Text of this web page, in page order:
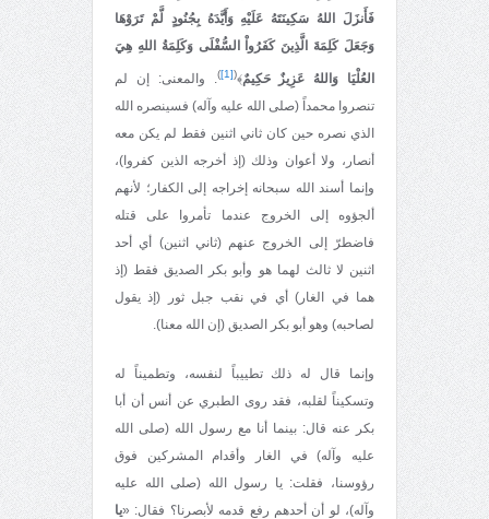
فَأَنزَلَ اللهُ سَكِينَتَهُ عَلَيْهِ وَأَيَّدَهُ بِجُنُودٍ لَّمْ تَرَوْهَا
وَجَعَلَ كَلِمَةَ الَّذِينَ كَفَرُواْ السُّفْلَى وَكَلِمَةُ اللهِ هِيَ
العُلْيَا وَاللهُ عَزِيزٌ حَكِيمٌ﴾(
[1]
). والمعنى: إن لم
تنصروا محمداً (صلى الله عليه وآله) فسينصره الله
الذي نصره حين كان ثاني اثنين فقط لم يكن معه
أنصار، ولا أعوان وذلك (إذ أخرجه الذين كفروا)،
وإنما أسند الله سبحانه إخراجه إلى الكفار؛ لأنهم
ألجؤوه إلى الخروج عندما تأمروا على قتله
فاضطرّ إلى الخروج عنهم (ثاني اثنين) أي أحد
اثنين لا ثالث لهما هو وأبو بكر الصديق فقط (إذ
هما في الغار) أي في نقب جبل ثور (إذ يقول
لصاحبه) وهو أبو بكر الصديق (إن الله معنا).
وإنما قال له ذلك تطييباً لنفسه، وتطميناً له
وتسكيناً لقلبه، فقد روى الطبري عن أنس أن أبا
بكر عنه قال: بينما أنا مع رسول الله (صلى الله
عليه وآله) في الغار وأقدام المشركين فوق
رؤوسنا، فقلت: يا رسول الله (صلى الله عليه
وآله)، لو أن أحدهم رفع قدمه لأبصرنا؟ فقال: «يا